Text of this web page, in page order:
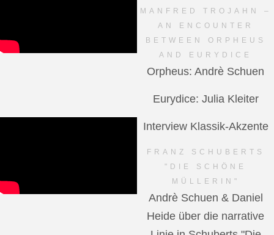
MANFRED TROJAHN –
AN ENCOUNTER
BETWEEN ORPHEUS
AND EURYDICE
Orpheus: Andrè Schuen
Eurydice: Julia Kleiter
Interview Klassik-Akzente
FRANZ SCHUBERTS
"DIE SCHÖNE
MÜLLERIN"
Andrè Schuen & Daniel
Heide über die narrative